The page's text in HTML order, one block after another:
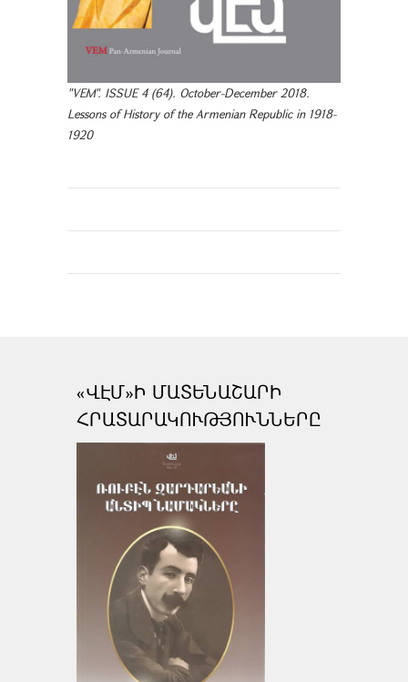
"VEM". ISSUE 4 (64). October-December 2018.
Lessons of History of the Armenian Republic in 1918-
1920
«ՎԷՄ»Ի ՄԱՏԵՆԱՇԱՐԻ
ՀՐԱՏԱՐԱԿՈՒԹՅՈՒՆՆԵՐԸ